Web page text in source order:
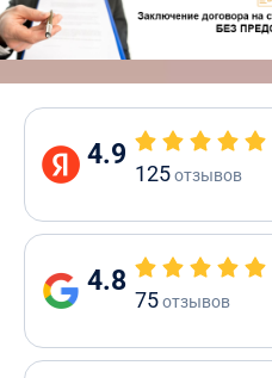
4.9
125отзывов
4.8
75отзывов